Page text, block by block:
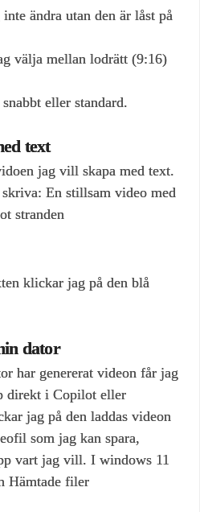
ändra utan den är låst på
välja mellan lodrätt (9:16)
eller standard.
text
jag vill skapa med text.
En stillsam video med
stranden
klickar jag på den blå
dator
har genererat videon får jag
direkt i Copilot eller
jag på den laddas videon
som jag kan spara,
vart jag vill. I windows 11
Hämtade filer